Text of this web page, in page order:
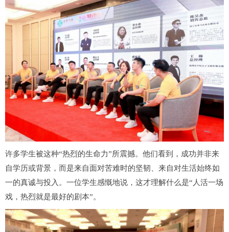
许多学生被这种“热烈的生命力”所震撼。他们看到，成功并非来
自学历或背景，而是来自面对苦难时的坚韧、来自对生活始终如
一的真诚与投入。一位学生感慨地说，这才理解什么是“人活一场
戏，热烈就是最好的剧本”。